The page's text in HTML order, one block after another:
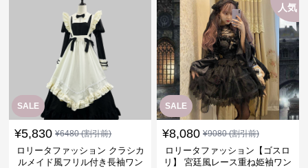
SALE
¥5,830 ¥6480(割引前)
ロリータファッション クラシカ
ルメイド風フリル付き長袖ワン
SALE
人気
¥8,080 ¥9080(割引前)
ロリータファッション【ゴスロ
リ】 宮廷風レース重ね姫袖ワン